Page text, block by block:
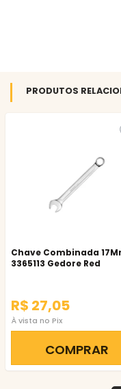
PRODUTOS
Chave Combinada
3365113 Gedore Red
R$ 27,05
À vista no Pix
COMPRAR